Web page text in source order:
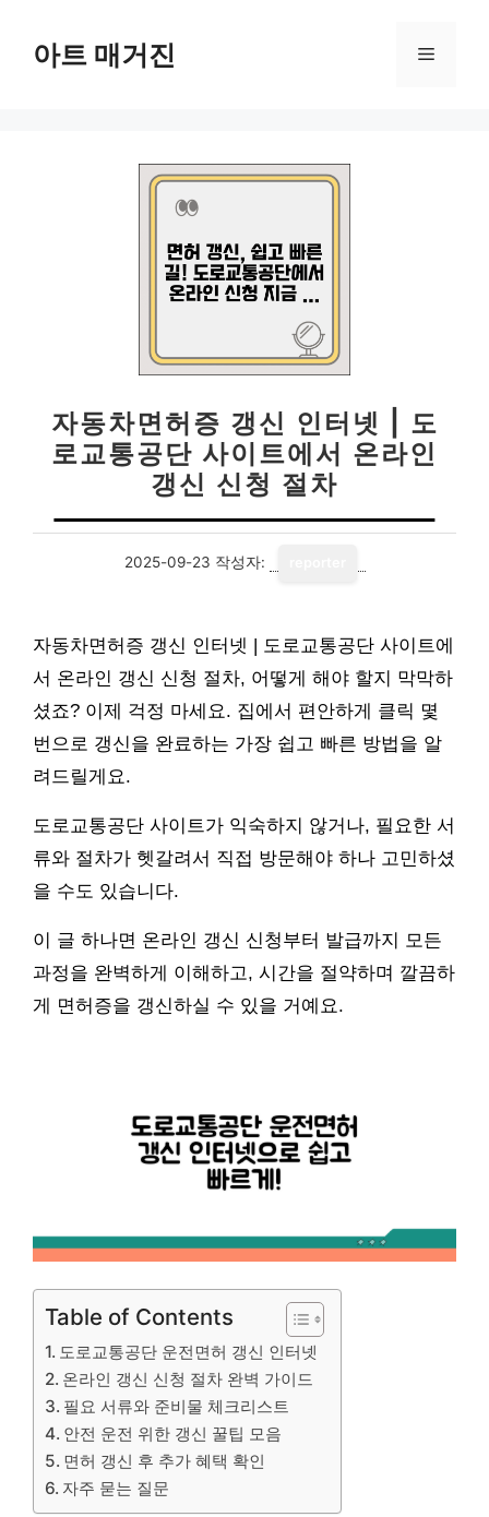
아트 매거진 메
자동차면허증 갱신 인터넷 | 도
로교통공단 사이트에서 온라인
갱신 신청 절차
2025-09-23 작성자:
자동차면허증 갱신 인터넷 | 도로교통공단 사이트에
서 온라인 갱신 신청 절차, 어떻게 해야 할지 막막하
셨죠? 이제 걱정 마세요. 집에서 편안하게 클릭 몇
번으로 갱신을 완료하는 가장 쉽고 빠른 방법을 알
려드릴게요.
도로교통공단 사이트가 익숙하지 않거나, 필요한 서
류와 절차가 헷갈려서 직접 방문해야 하나 고민하셨
을 수도 있습니다.
이 글 하나면 온라인 갱신 신청부터 발급까지 모든
과정을 완벽하게 이해하고, 시간을 절약하며 깔끔하
게 면허증을 갱신하실 수 있을 거예요.
Table of Contents
도로교통공단 운전면허 갱신 인터넷
온라인 갱신 신청 절차 완벽 가이드
필요 서류와 준비물 체크리스트
안전 운전 위한 갱신 꿀팁 모음
면허 갱신 후 추가 혜택 확인
자주 묻는 질문